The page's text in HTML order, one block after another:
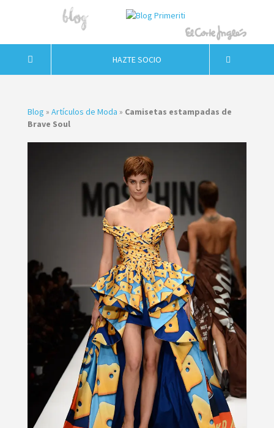
HAZTE SOCIO
Blog » Artículos de Moda » Camisetas estampadas de
Brave Soul